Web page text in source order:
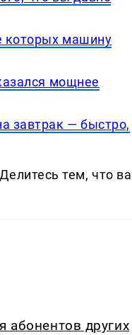
которых машину
мощнее
завтрак — быстро,
тем, что
абонентов других